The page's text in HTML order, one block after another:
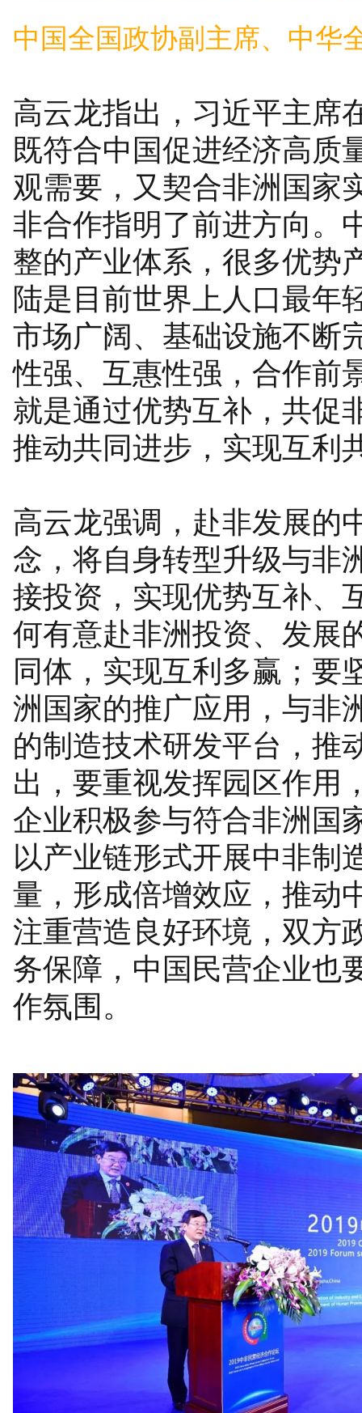
中国全国政协副主席、中华
高云龙指出，习近平主席
既符合中国促进经济高质
观需要，又契合非洲国家
非合作指明了前进方向。
整的产业体系，很多优势
陆是目前世界上人口最年
市场广阔、基础设施不断
性强、互惠性强，合作前
就是通过优势互补，共促
推动共同进步，实现互利
高云龙强调，赴非发展的
念，将自身转型升级与非
接投资，实现优势互补、
何有意赴非洲投资、发展
同体，实现互利多赢；要
洲国家的推广应用，与非
的制造技术研发平台，推
出，要重视发挥园区作用
企业积极参与符合非洲国
以产业链形式开展中非制
量，形成倍增效应，推动
注重营造良好环境，双方
务保障，中国民营企业也
作氛围。